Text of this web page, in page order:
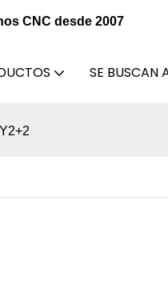
CNC desde 2007
SE BUSCAN